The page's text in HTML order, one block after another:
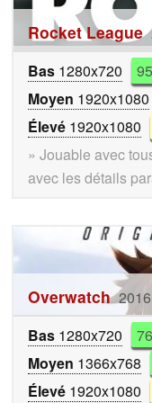
Rocket League
Bas 1280x720
Moyen 1920x1080
Élevé 1920x1080
» Jouable avec
avec les détails
Overwatch 2016
Bas 1280x720
Moyen 1366x768
Élevé 1920x1080